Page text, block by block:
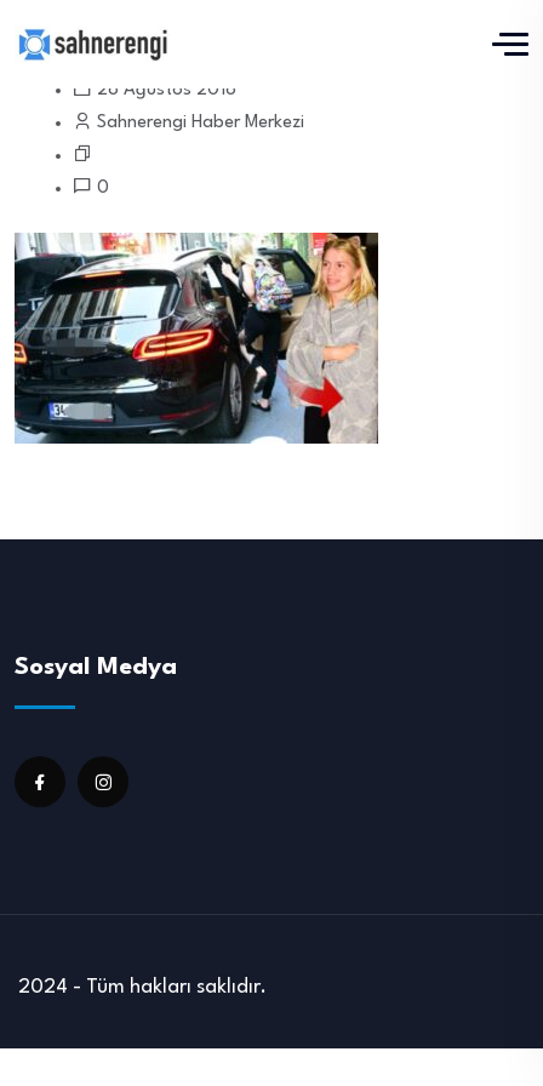
28 Ağustos 2018
Sahnerengi Haber Merkezi
0
Sosyal Medya
2024 - Tüm hakları saklıdır.